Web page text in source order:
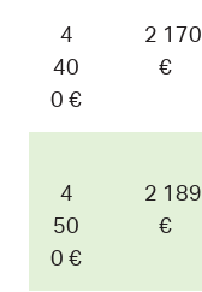
4
40
0 €
2 170
€
4
50
0 €
2 189
€